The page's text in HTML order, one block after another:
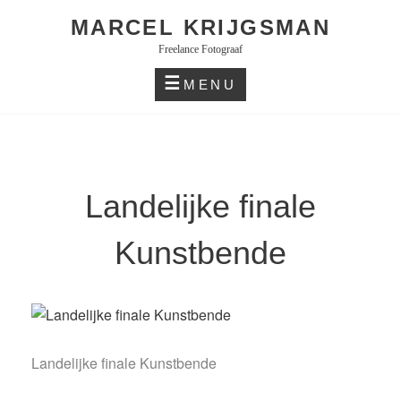
MARCEL KRIJGSMAN
Freelance Fotograaf
MENU
Landelijke finale
Kunstbende
Landelijke finale Kunstbende